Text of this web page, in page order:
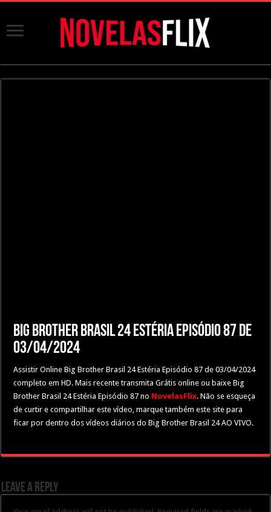
Big Brother Brasil 24 Estéria Episódio 87 de
03/04/2024
Assistir Online Big Brother Brasil 24 Estéria Episódio 87 de 03/04/2024
completo em HD. Mais recente transmita Grátis online ou baixe Big
Brother Brasil 24 Estéria Episódio 87 no NovelasFlix. Não se esqueça
de curtir e compartilhar este vídeo, marque também este site para
ficar por dentro dos vídeos diários do Big Brother Brasil 24 AO VIVO.
Leave a Reply